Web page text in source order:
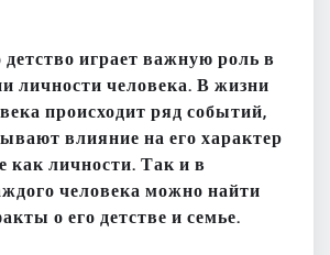
детство играет важную роль в
личности человека. В жизни
происходит ряд событий,
влияние на его характер
как личности. Так и в
человека можно найти
о его детстве и семье.